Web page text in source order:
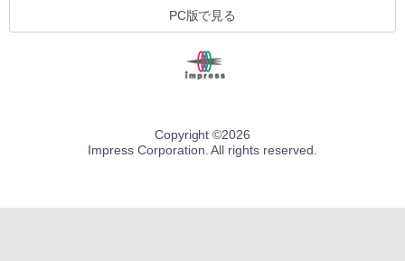
PC版で見る
Copyright ©2026
Impress Corporation. All rights reserved.